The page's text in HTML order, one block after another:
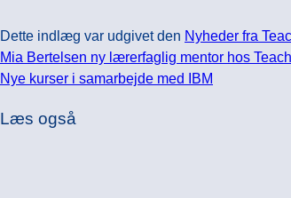
Dette indlæg var udgivet den Nyheder fra
Mia Bertelsen ny lærerfaglig mentor hos
Nye kurser i samarbejde med IBM
Læs også